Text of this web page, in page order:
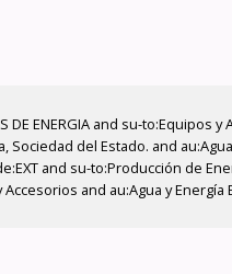
ENERGIA and su-to:Equipos y
del Estado. and
and su-to:Producción de
and au:Agua y Energía